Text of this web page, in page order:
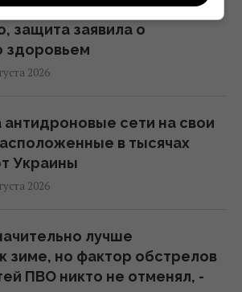
под стражей
защита заявила о
здоровьем
2026
сети на свои
в тысячах
Украины
2026
лучше
зиме, но фактор обстрелов
ПВО никто не отменял, -